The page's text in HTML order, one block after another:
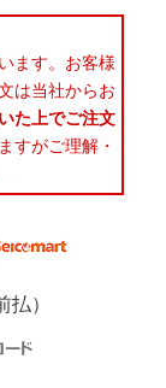
ます。お客様
は当社からお
た上でご注文
すがご理解・
）